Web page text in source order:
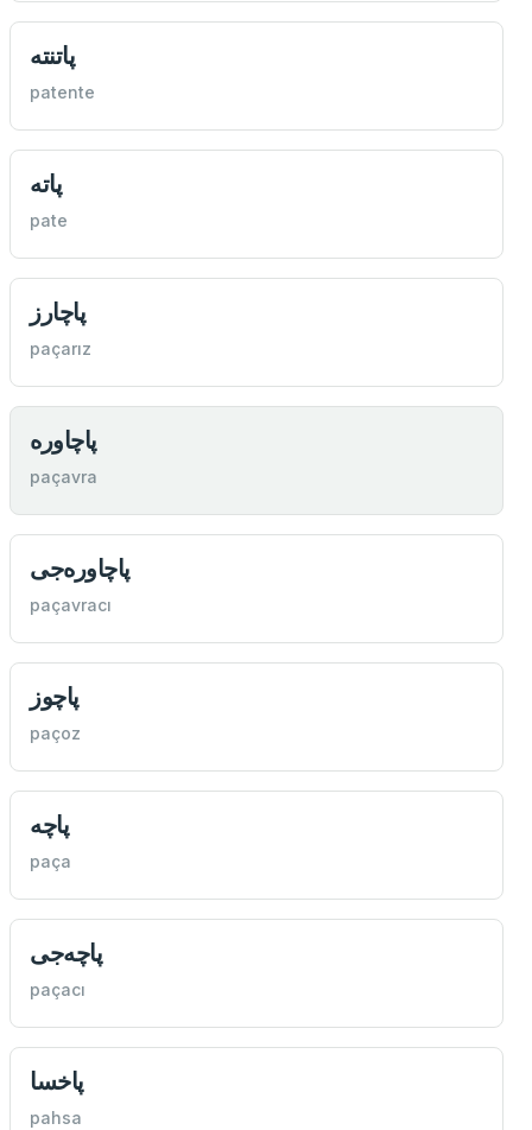
پاتنته
patente
پاته
pate
پاچارز
paçarız
پاچاوره
paçavra
پاچاوره‌جی
paçavracı
پاچوز
paçoz
پاچه
paça
پاچه‌جی
paçacı
پاخسا
pahsa